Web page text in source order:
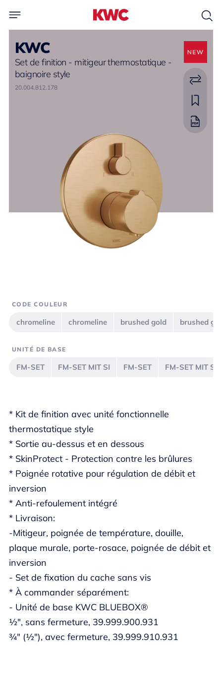
KWC
Set de finition - mitigeur thermostatique -
baignoire style
20.004.812.178
* Kit de finition avec unité fonctionnelle
thermostatique style
* Sortie au-dessus et en dessous
* SkinProtect - Protection contre les brûlures
* Poignée rotative pour régulation de débit et
inversion
* Anti-refoulement intégré
* Livraison:
-Mitigeur, poignée de température, douille,
plaque murale, porte-rosace, poignée de débit et
inversion
- Set de fixation du cache sans vis
* À commander séparément:
- Unité de base KWC BLUEBOX®
½", sans fermeture, 39.999.900.931
¾" (½"), avec fermeture, 39.999.910.931
CODE COULEUR
chromeline chromeline brushed gold brushed
UNITÉ DE BASE
FM-SET FM-SET MIT SI FM-SET FM-SET MIT SI